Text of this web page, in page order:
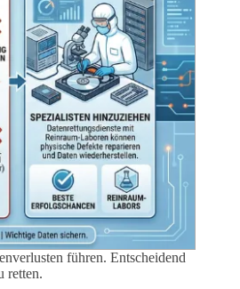
führen. Entscheidend
retten.